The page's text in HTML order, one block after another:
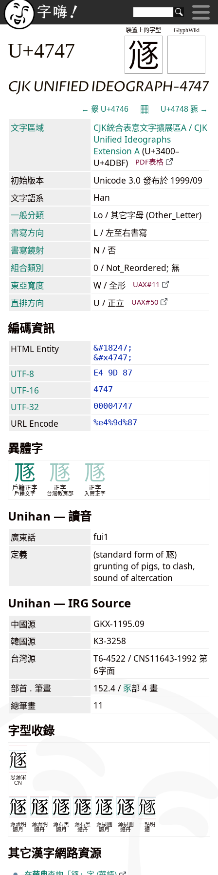
GlyphWiki
䝇
裝置上的字型
U+4747
CJK UNIFIED IDEOGRAPH-4747
← 䝆 U+4746 𝄜 U+4748 䝈 →
文字區域
CJK統合表意文字擴展區A / CJK
Unified Ideographs
Extension A (U+3400–
U+4DBF)
PDF表格
初始版本
Unicode 3.0 發布於 1999/09
文字語系
Han
一般分類
Lo / 其它字母 (Other_Letter)
書寫方向
L / 左至右書寫
書寫鏡射
N / 否
組合類別
0 / Not_Reordered; 無
東亞寬度
W / 全形 UAX#11
直排方向 U / 正立 UAX#50
編碼資訊
HTML Entity
&#18247;
&#x4747;
UTF-8 E4 9D 87
UTF-16 4747
UTF-32 00004747
URL Encode %e4%9d%87
異體字
豗
戶籍正字
戶籍文字
豗
正字
台灣教育部
豗
正字
入管正字
Unihan — 讀音
廣東話
fui1
定義
(standard form of 豗)
grunting of pigs, to clash,
sound of altercation
Unihan — IRG Source
中國源
GKX-1195.09
韓國源
K3-3258
台灣源
T6-4522 / CNS11643-1992 第
6字面
部首 . 筆畫
152.4 /⾗部 4 畫
總筆畫
11
字型收錄
思源宋
CN
源流明
體月
源流明
體丹
源石黑
體月
源石黑
體丹
源泉圓
體月
源泉圓
體丹
一點明
體
其它漢字網路資源